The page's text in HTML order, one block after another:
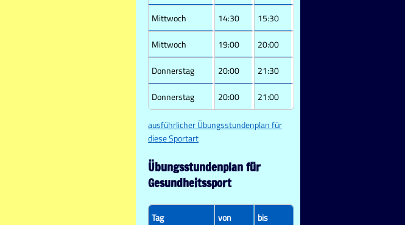
Mittwoch 14:30 15:30
Mittwoch 19:00 20:00
Donnerstag 20:00 21:30
Donnerstag 20:00 21:00
ausführlicher Übungsstundenplan für
diese Sportart
Übungsstundenplan für
Gesundheitssport
Tag von bis